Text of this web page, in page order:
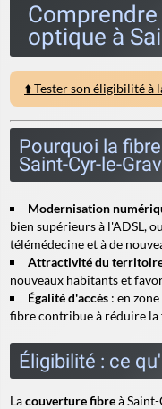
optique à
⬆️ Tester son éligibilité à
Pourquoi la
Saint-Cyr-le-
Modernisation
bien supérieurs à l'ADSL,
télémédecine et à de
Attractivité du
nouveaux habitants et
Égalité d'accès : en
fibre contribue à réduire
Éligibilité : ce
Lacouverture fibreà